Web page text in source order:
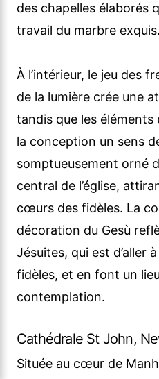
des chapelles élaborés
travail du marbre exquis.
À l’intérieur, le jeu des
de la lumière crée une
tandis que les
la conception un sens
somptueusement orné
central de l’église,
cœurs des fidèles. La
décoration du Gesù
Jésuites, qui est d’aller
fidèles, et en font un
contemplation.
Cathédrale St John,
Située au cœur de